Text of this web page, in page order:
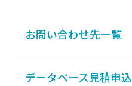
お問い合わせ先一覧
データベース見積申込